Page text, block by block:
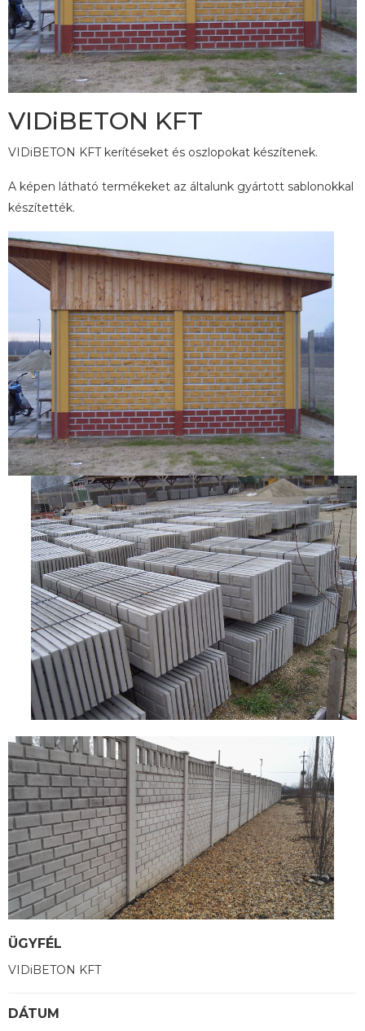
VIDiBETON KFT
VIDiBETON KFT kerítéseket és oszlopokat készítenek.
A képen látható termékeket az általunk gyártott sablonokkal
készítették.
ÜGYFÉL
VIDiBETON KFT
DÁTUM